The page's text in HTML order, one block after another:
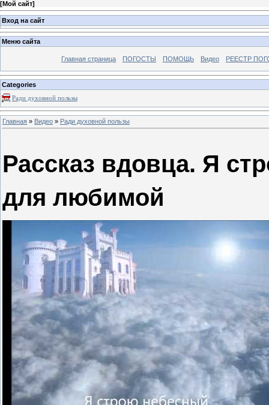
[Мой сайт]
Вход на сайт
Меню сайта
Главная страница ПОГОСТЫ ПОМОЩЬ Видео РЕЕСТР
Categories
Ради духовной пользы
Главная » Видео » Ради духовной пользы
Рассказ вдовца. Я
для любимой